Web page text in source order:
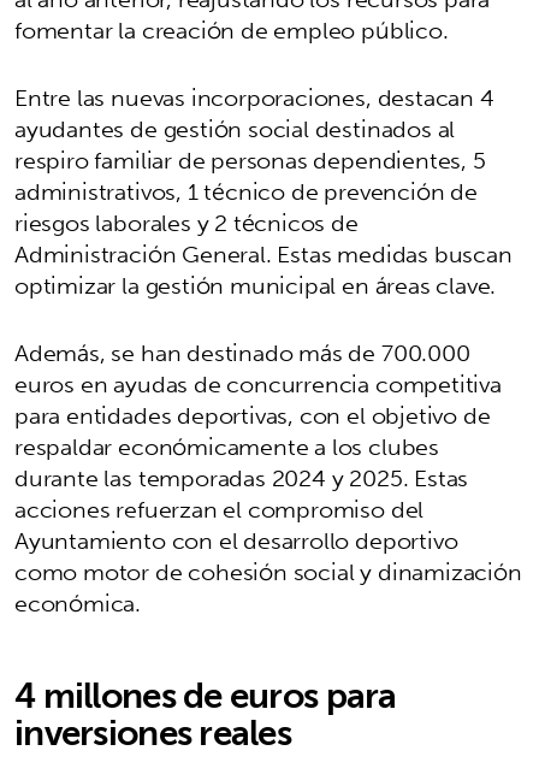
fomentar la creación de empleo público.
Entre las nuevas incorporaciones, destacan 4
ayudantes de gestión social destinados al
respiro familiar de personas dependientes, 5
administrativos, 1 técnico de prevención de
riesgos laborales y 2 técnicos de
Administración General. Estas medidas buscan
optimizar la gestión municipal en áreas clave.
Además, se han destinado más de 700.000
euros en ayudas de concurrencia competitiva
para entidades deportivas, con el objetivo de
respaldar económicamente a los clubes
durante las temporadas 2024 y 2025. Estas
acciones refuerzan el compromiso del
Ayuntamiento con el desarrollo deportivo
como motor de cohesión social y dinamización
económica.
4 millones de euros para
inversiones reales